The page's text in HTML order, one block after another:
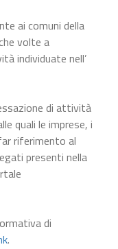
ai comuni della
volte a
individuate nell’
di attività
quali le imprese, i
riferimento al
presenti nella
di
.